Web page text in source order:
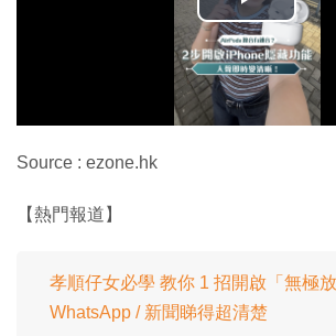
播
放
影
Source : ezone.hk
【熱門報道】
孝順仔女必學 教你 1 招開啟「無極放
WhatsApp / 新聞睇得超清楚